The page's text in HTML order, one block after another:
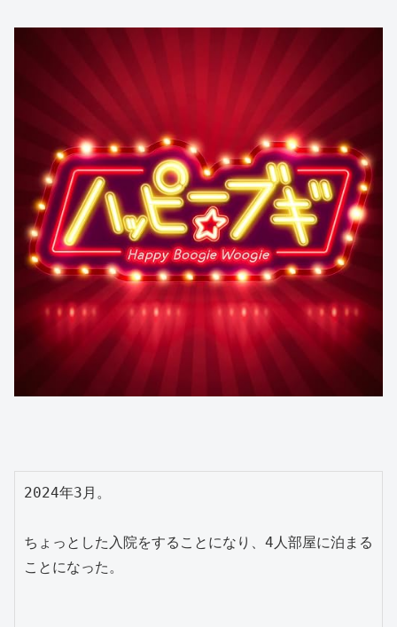
2024年3月。
ちょっとした入院をすることになり、4人部屋に泊まる
ことになった。